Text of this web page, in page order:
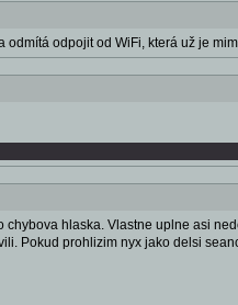
odmítá odpojit od WiFi, která už je
hlaska. Vlastne uplne asi
Pokud prohlizim nyx jako delsi